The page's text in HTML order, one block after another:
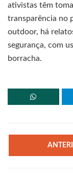
ativistas têm
transparência no
outdoor, há
segurança, com
borracha.